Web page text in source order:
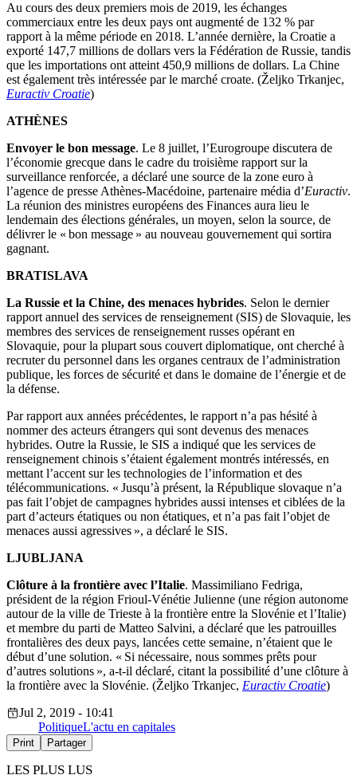
Au cours des deux premiers mois de 2019, les échanges
commerciaux entre les deux pays ont augmenté de 132 % par
rapport à la même période en 2018. L’année dernière, la Croatie a
exporté 147,7 millions de dollars vers la Fédération de Russie, tandis
que les importations ont atteint 450,9 millions de dollars. La Chine
est également très intéressée par le marché croate. (Željko Trkanjec,
Euractiv Croatie)
ATHÈNES
Envoyer le bon message. Le 8 juillet, l’Eurogroupe discutera de
l’économie grecque dans le cadre du troisième rapport sur la
surveillance renforcée, a déclaré une source de la zone euro à
l’agence de presse Athènes-Macédoine, partenaire média d’Euractiv.
La réunion des ministres européens des Finances aura lieu le
lendemain des élections générales, un moyen, selon la source, de
délivrer le « bon message » au nouveau gouvernement qui sortira
gagnant.
BRATISLAVA
La Russie et la Chine, des menaces hybrides. Selon le dernier
rapport annuel des services de renseignement (SIS) de Slovaquie, les
membres des services de renseignement russes opérant en
Slovaquie, pour la plupart sous couvert diplomatique, ont cherché à
recruter du personnel dans les organes centraux de l’administration
publique, les forces de sécurité et dans le domaine de l’énergie et de
la défense.
Par rapport aux années précédentes, le rapport n’a pas hésité à
nommer des acteurs étrangers qui sont devenus des menaces
hybrides. Outre la Russie, le SIS a indiqué que les services de
renseignement chinois s’étaient également montrés intéressés, en
mettant l’accent sur les technologies de l’information et des
télécommunications. « Jusqu’à présent, la République slovaque n’a
pas fait l’objet de campagnes hybrides aussi intenses et ciblées de la
part d’acteurs étatiques ou non étatiques, et n’a pas fait l’objet de
menaces aussi agressives », a déclaré le SIS.
LJUBLJANA
Clôture à la frontière avec l’Italie. Massimiliano Fedriga,
président de la région Frioul-Vénétie Julienne (une région autonome
autour de la ville de Trieste à la frontière entre la Slovénie et l’Italie)
et membre du parti de Matteo Salvini, a déclaré que les patrouilles
frontalières des deux pays, lancées cette semaine, n’étaient que le
début d’une solution. « Si nécessaire, nous sommes prêts pour
d’autres solutions », a-t-il déclaré, citant la possibilité d’une clôture à
la frontière avec la Slovénie. (Željko Trkanjec, Euractiv Croatie)
Jul 2, 2019 - 10:41
PolitiqueL'actu en capitales
Print Partager
LES PLUS LUS